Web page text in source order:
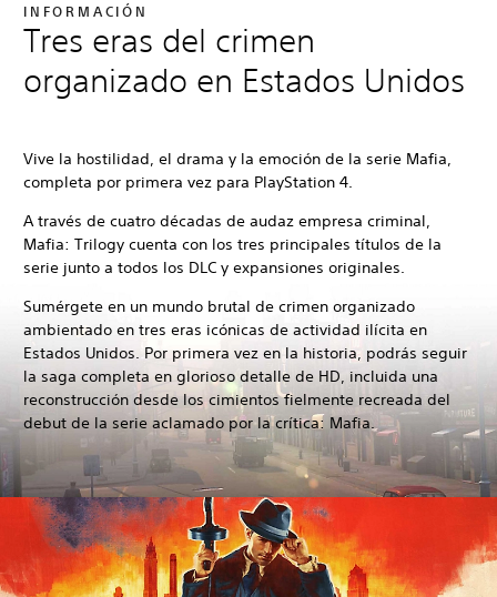
INFORMACIÓN
Tres eras del crimen
organizado en Estados Unidos
Vive la hostilidad, el drama y la emoción de la serie Mafia,
completa por primera vez para PlayStation 4.
A través de cuatro décadas de audaz empresa criminal,
Mafia: Trilogy cuenta con los tres principales títulos de la
serie junto a todos los DLC y expansiones originales.
Sumérgete en un mundo brutal de crimen organizado
ambientado en tres eras icónicas de actividad ilícita en
Estados Unidos. Por primera vez en la historia, podrás seguir
la saga completa en glorioso detalle de HD, incluida una
reconstrucción desde los cimientos fielmente recreada del
debut de la serie aclamado por la crítica: Mafia.